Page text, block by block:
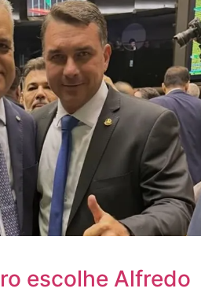
escolhe Alfredo